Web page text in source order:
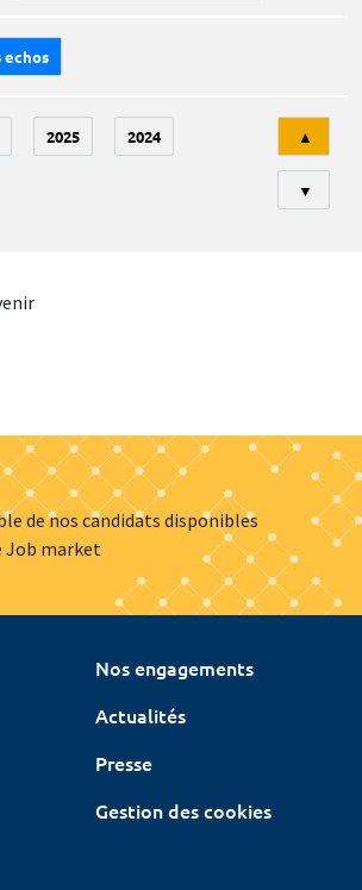
echos
2025 2024 ▲
▼
de nos candidats disponibles
Job market
Nos engagements
Actualités
Presse
Gestion des cookies